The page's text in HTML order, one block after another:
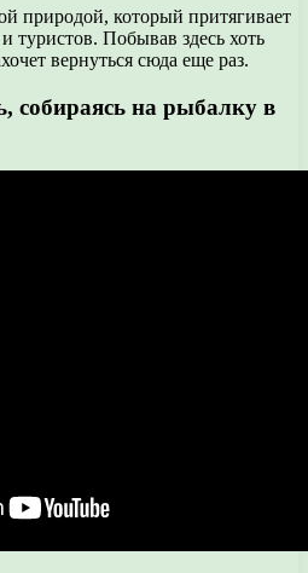
природой, который притягивает
и туристов. Побывав здесь хоть
вернуться сюда еще раз.
собираясь на рыбалку в